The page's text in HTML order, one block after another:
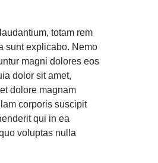
totam rem
sunt explicabo. Nemo
magni dolores eos
dolor sit amet,
dolore magnam
corporis suscipit
qui in ea
voluptas nulla